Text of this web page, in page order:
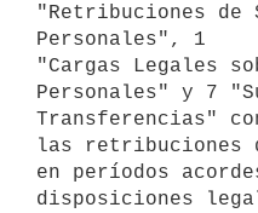
"Retribuciones de
Personales", 1
"Cargas Legales
Personales" y 7
Transferencias"
las retribuciones
en períodos
disposiciones